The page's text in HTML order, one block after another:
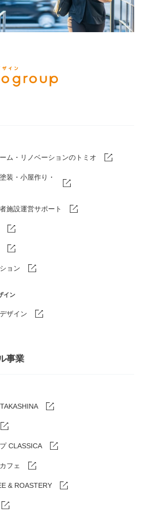
ム・リノベーションのトミオ
装・小屋作り・
施設運営サポート
ョン
イン
ザイン
事業
CLASSICA
フェ
& ROASTERY